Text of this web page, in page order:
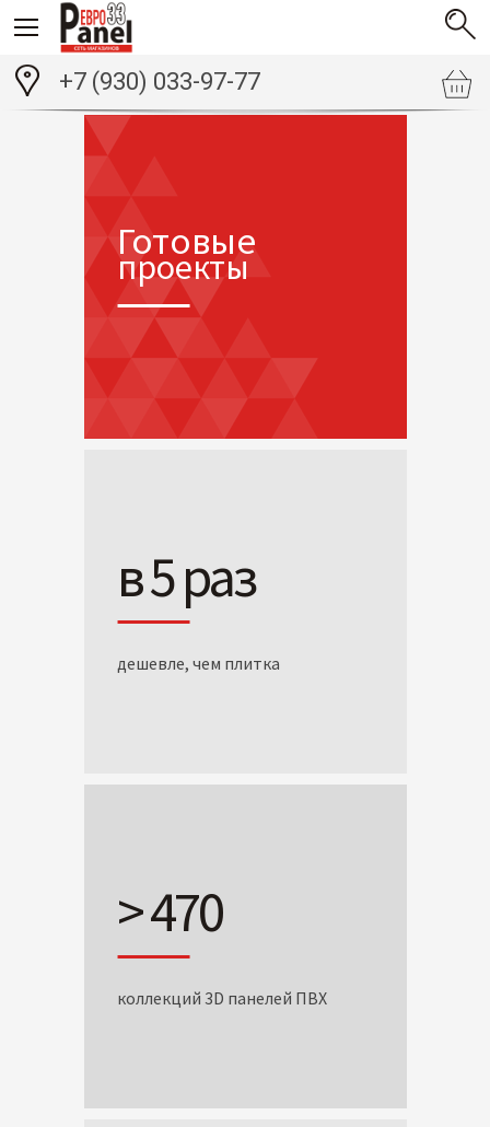
+7 (930) 033-97-77
Готовые
проекты
в 5 раз
дешевле, чем плитка
> 470
коллекций 3D панелей ПВХ